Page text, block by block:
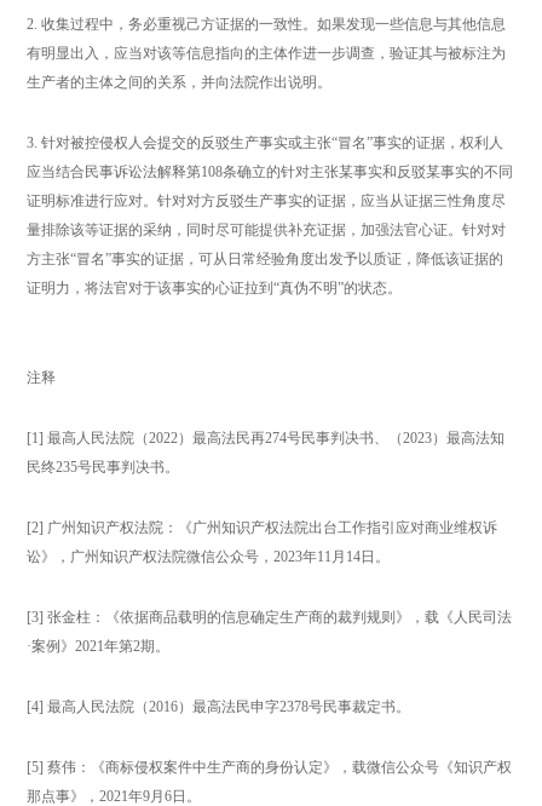
2. 收集过程中，务必重视己方证据的一致性。如果发现一些信息与其他信息
有明显出入，应当对该等信息指向的主体作进一步调查，验证其与被标注为
生产者的主体之间的关系，并向法院作出说明。
3. 针对被控侵权人会提交的反驳生产事实或主张“冒名”事实的证据，权利人
应当结合民事诉讼法解释第108条确立的针对主张某事实和反驳某事实的不同
证明标准进行应对。针对对方反驳生产事实的证据，应当从证据三性角度尽
量排除该等证据的采纳，同时尽可能提供补充证据，加强法官心证。针对对
方主张“冒名”事实的证据，可从日常经验角度出发予以质证，降低该证据的
证明力，将法官对于该事实的心证拉到“真伪不明”的状态。
注释
[1] 最高人民法院（2022）最高法民再274号民事判决书、（2023）最高法知
民终235号民事判决书。
[2] 广州知识产权法院：《广州知识产权法院出台工作指引应对商业维权诉
讼》，广州知识产权法院微信公众号，2023年11月14日。
[3] 张金柱：《依据商品载明的信息确定生产商的裁判规则》，载《人民司法
·案例》2021年第2期。
[4] 最高人民法院（2016）最高法民申字2378号民事裁定书。
[5] 蔡伟：《商标侵权案件中生产商的身份认定》，载微信公众号《知识产权
那点事》，2021年9月6日。